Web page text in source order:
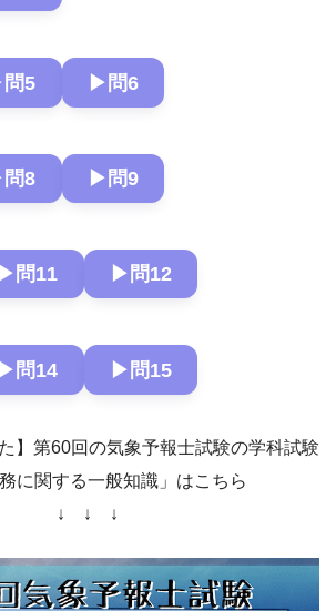
5 ▶︎問6
8 ▶︎問9
▶︎問11 ▶︎問12
▶︎問14 ▶︎問15
】第60回の気象予報士試験の学科試験
務に関する一般知識」はこちら
↓ ↓ ↓